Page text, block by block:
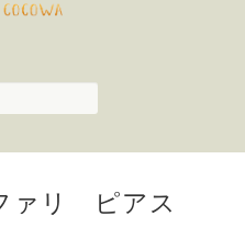
ァリ ピアス